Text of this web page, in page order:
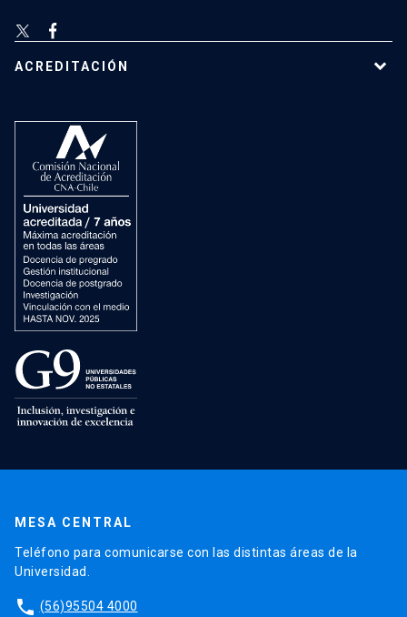
ACREDITACIÓN
MESA CENTRAL
Teléfono para comunicarse con las distintas áreas de la
Universidad.
phone (56)95504 4000